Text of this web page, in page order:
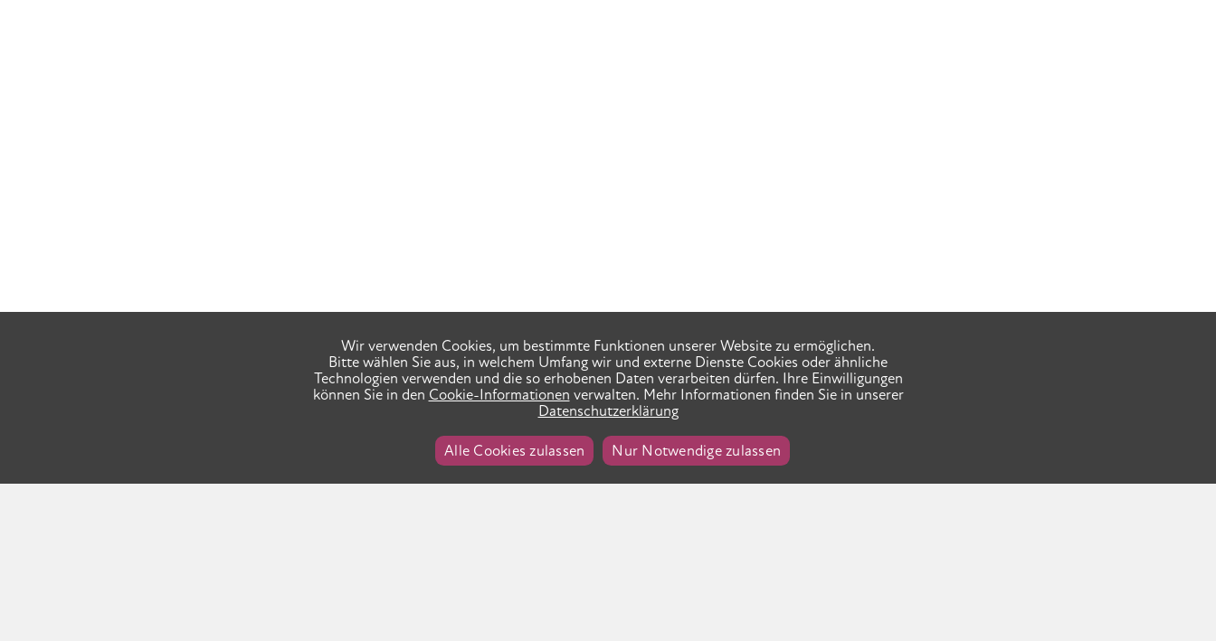
Wir verwenden Cookies, um bestimmte Funktionen unserer Website zu ermöglichen.
Bitte wählen Sie aus, in welchem Umfang wir und externe Dienste Cookies oder ähnliche
Technologien verwenden und die so erhobenen Daten verarbeiten dürfen. Ihre Einwilligungen
können Sie in den Cookie-Informationen verwalten. Mehr Informationen finden Sie in unserer
Datenschutzerklärung
Alle Cookies zulassen Nur Notwendige zulassen